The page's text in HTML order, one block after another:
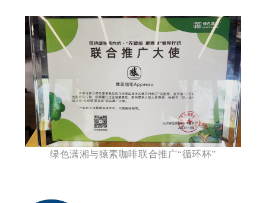
绿色潇湘与猿素咖啡联合推广“循环杯”